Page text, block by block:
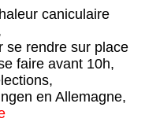
caniculaire
se rendre sur place
faire avant 10h,
en Allemagne,